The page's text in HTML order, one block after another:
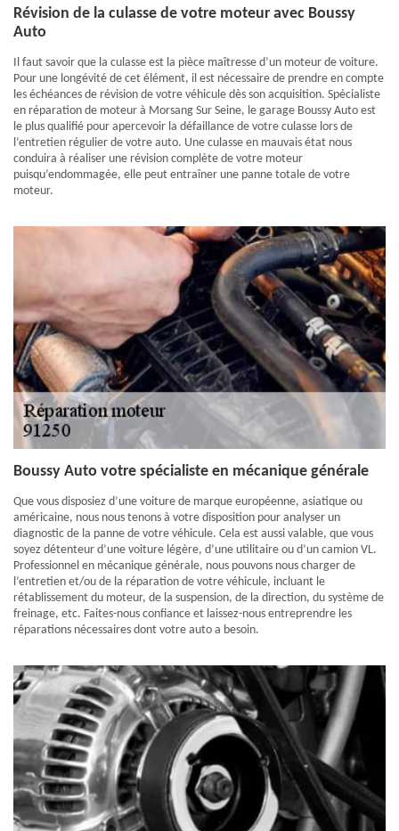
Révision de la culasse de votre moteur avec Boussy
Auto
Il faut savoir que la culasse est la pièce maîtresse d’un moteur de voiture.
Pour une longévité de cet élément, il est nécessaire de prendre en compte
les échéances de révision de votre véhicule dès son acquisition. Spécialiste
en réparation de moteur à Morsang Sur Seine, le garage Boussy Auto est
le plus qualifié pour apercevoir la défaillance de votre culasse lors de
l’entretien régulier de votre auto. Une culasse en mauvais état nous
conduira à réaliser une révision complète de votre moteur
puisqu’endommagée, elle peut entraîner une panne totale de votre
moteur.
Boussy Auto votre spécialiste en mécanique générale
Que vous disposiez d’une voiture de marque européenne, asiatique ou
américaine, nous nous tenons à votre disposition pour analyser un
diagnostic de la panne de votre véhicule. Cela est aussi valable, que vous
soyez détenteur d’une voiture légère, d’une utilitaire ou d’un camion VL.
Professionnel en mécanique générale, nous pouvons nous charger de
l’entretien et/ou de la réparation de votre véhicule, incluant le
rétablissement du moteur, de la suspension, de la direction, du système de
freinage, etc. Faites-nous confiance et laissez-nous entreprendre les
réparations nécessaires dont votre auto a besoin.